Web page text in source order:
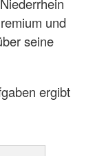
und
seine
ergibt